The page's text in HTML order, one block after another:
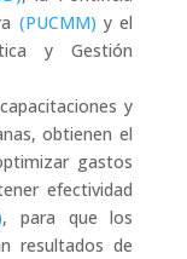
(PUCMM) y el
y Gestión
y
obtienen el
gastos
efectividad
, para que los
resultados de